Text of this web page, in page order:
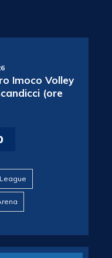
Imoco Volley
(ore